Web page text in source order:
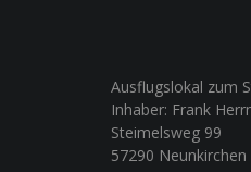
Ausflugslokal zum
Inhaber: Frank
Steimelsweg 99
57290 Neunkirchen